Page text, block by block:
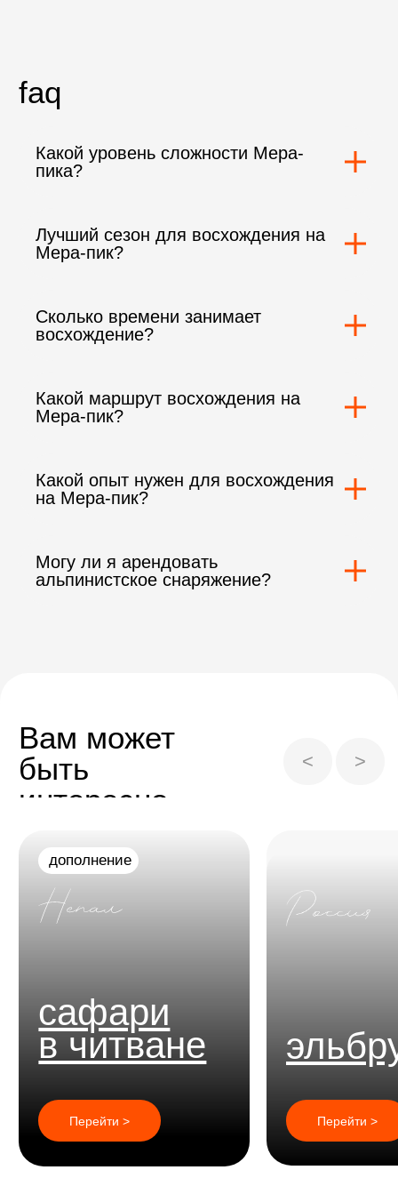
Какой уровень сложности Мера-
пика?
Лучший сезон для восхождения на
Мера-пик?
Сколько времени занимает
восхождение?
Какой маршрут восхождения на
Мера-пик?
Какой опыт нужен для восхождения
на Мера-пик?
Могу ли я арендовать
альпинистское снаряжение?